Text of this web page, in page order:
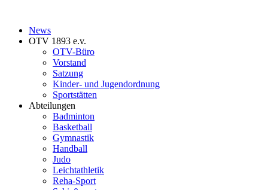
News
OTV 1893 e.v.
OTV-Büro
Vorstand
Satzung
Kinder- und Jugendordnung
Sportstätten
Abteilungen
Badminton
Basketball
Gymnastik
Handball
Judo
Leichtathletik
Reha-Sport